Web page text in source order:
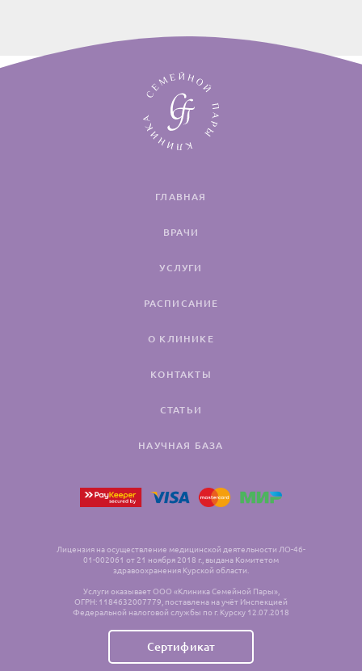
ГЛАВНАЯ
ВРАЧИ
УСЛУГИ
РАСПИСАНИЕ
О КЛИНИКЕ
КОНТАКТЫ
СТАТЬИ
НАУЧНАЯ БАЗА
Лицензия на осуществление медицинской деятельности ЛО-46-
01-002061 от 21 ноября 2018 г., выдана Комитетом
здравоохранения Курской области.
Услуги оказывает ООО «Клиника Семейной Пары»,
ОГРН: 1184632007779, поставлена на учёт Инспекцией
Федеральной налоговой службы по г. Курску 12.07.2018
Сертификат